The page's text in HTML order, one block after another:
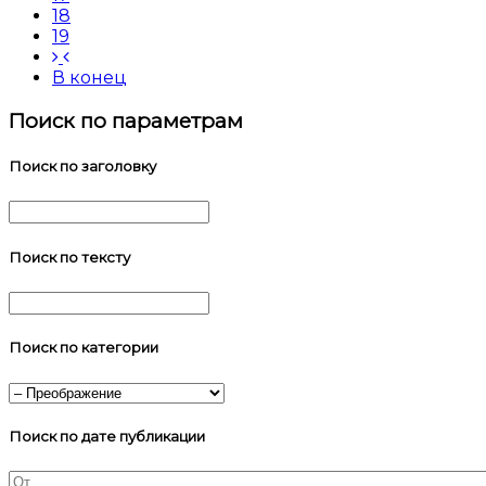
18
19
В конец
Поиск по параметрам
Поиск по заголовку
Поиск по тексту
Поиск по категории
Поиск по дате публикации